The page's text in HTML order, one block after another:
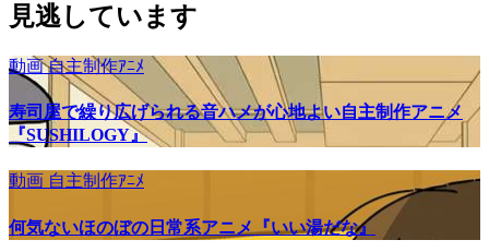
見逃しています
動画自主制作ｱﾆﾒ
寿司屋で繰り広げられる音ハメが心地よい自主制作アニメ
『SUSHILOGY』
動画 自主制作ｱﾆﾒ
何気ないほのぼの日常系アニメ『いい湯だな』